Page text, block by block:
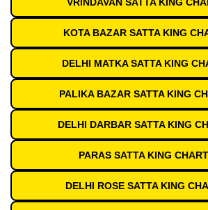
VRINDAVAN SATTA KING
KOTA BAZAR SATTA KING
DELHI MATKA SATTA KING
PALIKA BAZAR SATTA KING
DELHI DARBAR SATTA KING
PARAS SATTA KING
DELHI ROSE SATTA KING